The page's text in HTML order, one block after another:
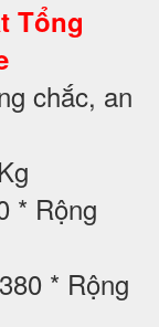
Tổng
chắc, an
* Rộng
* Rộng